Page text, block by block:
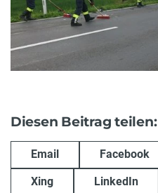
Diesen Beitrag teilen:
Email Facebook
Xing LinkedIn